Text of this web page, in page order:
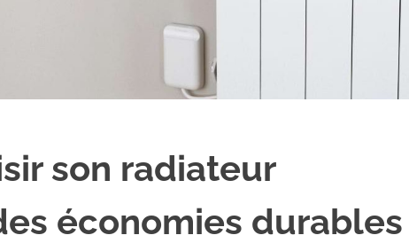
son radiateur
économies durables